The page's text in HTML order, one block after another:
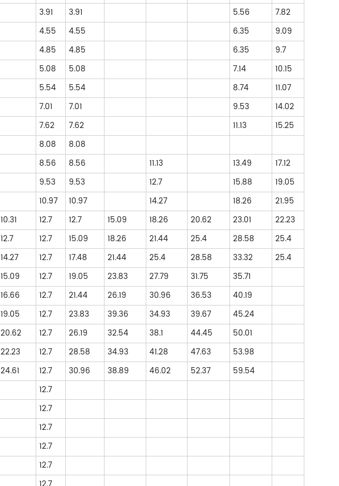
3.91 3.91 5.56
7.82
4.55 4.55 6.35
9.09
4.85 4.85 6.35
9.7
5.08 5.08 7.14
10.15
5.54 5.54 8.74
11.07
7.01 7.01 9.53
14.02
7.62 7.62 11.13
15.25
8.08
8.08
8.56 8.56 11.13 13.49
17.12
9.53 9.53 12.7 15.88
19.05
10.97 10.97 14.27 18.26
21.95
10.31 12.7 12.7 15.09 18.26 20.62 23.01
22.23
12.7 12.7 15.09 18.26 21.44 25.4 28.58
25.4
14.27 12.7 17.48 21.44 25.4 28.58 33.32
25.4
15.09 12.7 19.05 23.83 27.79 31.75
35.71
16.66 12.7 21.44 26.19 30.96 36.53
40.19
19.05 12.7 23.83 39.36 34.93 39.67
45.24
20.62 12.7 26.19 32.54 38.1 44.45
50.01
22.23 12.7 28.58 34.93 41.28 47.63
53.98
24.61 12.7 30.96 38.89 46.02 52.37
59.54
12.7
12.7
12.7
12.7
12.7